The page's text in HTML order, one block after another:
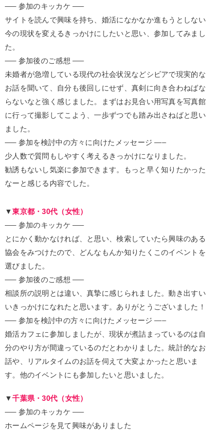
—– 参加のキッカケ —–
サイトを読んで興味を持ち、婚活になかなか進もうとしない
今の現状を変えるきっかけにしたいと思い、参加してみまし
た。
—– 参加後のご感想 —–
未婚者が急増している現代の社会状況などシビアで現実的な
お話を聞いて、自分も後回しにせず、真剣に向き合わねばな
らないなと強く感じました。まずはお見合い用写真を写真館
に行って撮影してこよう、一歩ずつでも踏み出さねばと思い
ました。
—– 参加を検討中の方々に向けたメッセージ —–
少人数で質問もしやすく考えるきっかけになりました。
勧誘もないし気楽に参加できます。もっと早く知りたかった
なーと感じる内容でした。
▼東京都・30代（女性）
—– 参加のキッカケ —–
とにかく動かなければ、と思い、検索していたら興味のある
協会をみつけたので、どんなもんか知りたくこのイベントを
選びました。
—– 参加後のご感想 —–
相談所の説明とは違い、真摯に感じられました。動き出すい
いきっかけになれたと思います。ありがとうございました！
—– 参加を検討中の方々に向けたメッセージ —–
婚活カフェに参加しましたが、現状が煮詰まっているのは自
分のやり方が間違っているのだとわかりました。統計的なお
話や、リアルタイムのお話を伺えて大変よかったと思いま
す。他のイベントにも参加したいと思いました。
▼千葉県・30代（女性）
—– 参加のキッカケ —–
ホームページを見て興味がありました